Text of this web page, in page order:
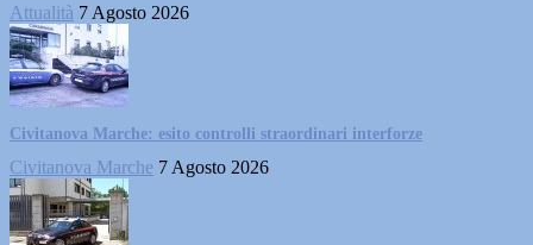
Attualità 7 Agosto 2026
Civitanova Marche: esito controlli straordinari interforze
Civitanova Marche 7 Agosto 2026